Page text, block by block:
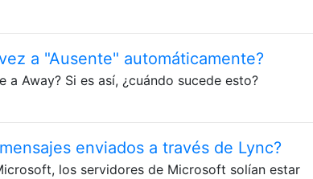
a "Ausente" automáticamente?
Away? Si es así, ¿cuándo sucede esto?
enviados a través de Lync?
los servidores de Microsoft solían estar